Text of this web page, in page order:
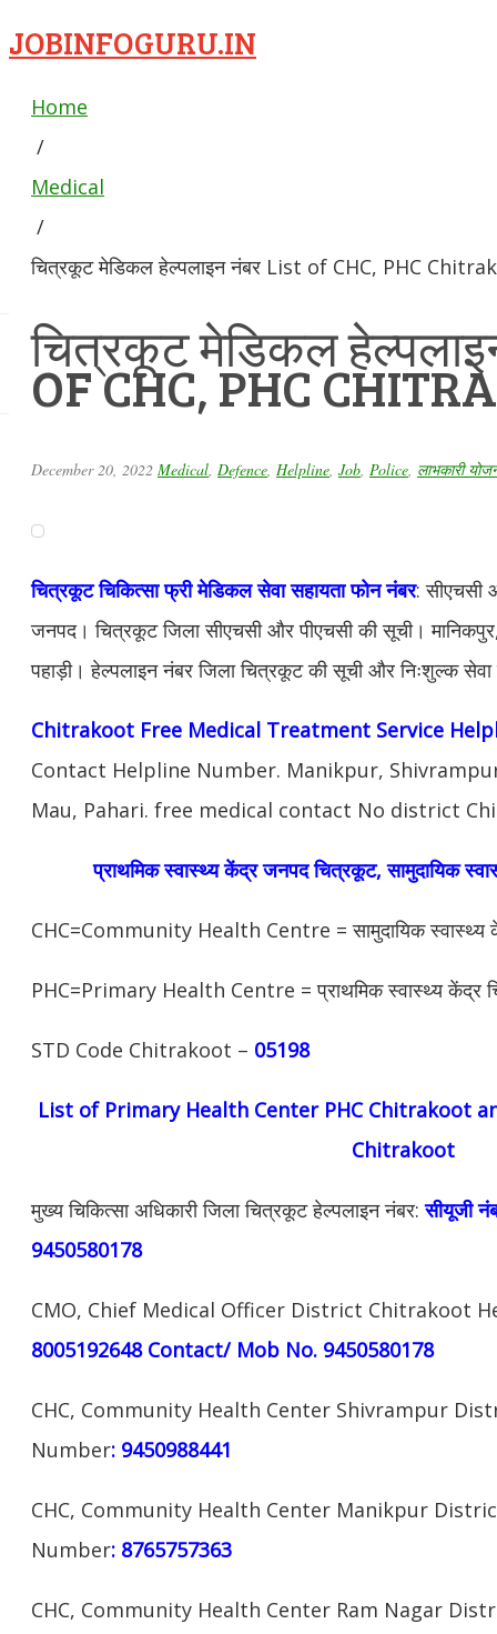
JOBINFOGURU.IN
Home
/
Medical
/
चित्रकूट मेडिकल हेल्पलाइन नंबर List of CHC, PHC
चित्रकूट मेडिकल
OF CHC, PHC
December 20, 2022 Medical Defence Helpline Job Police लाभकारी
चित्रकूट चिकित्सा फ्री मेडिकल सेवा सहायता फोन नंबर: सीएचसी
जनपद। चित्रकूट जिला सीएचसी और पीएचसी की सूची।
पहाड़ी। हेल्पलाइन नंबर जिला चित्रकूट की सूची और निःशुल्क
Chitrakoot Free Medical Treatment Service
Contact Helpline Number. Manikpur,
Mau, Pahari. free medical contact No district
प्राथमिक स्वास्थ्य केंद्र जनपद चित्रकूट, सामुदायिक
CHC=Community Health Centre = सामुदायिक स्वास्थ्य
PHC=Primary Health Centre = प्राथमिक स्वास्थ्य केंद्र
STD Code Chitrakoot – 05198
List of Primary Health Center PHC Chitrakoot
Chitrakoot
मुख्य चिकित्सा अधिकारी जिला चित्रकूट हेल्पलाइन नंबर:सीयूजी
9450580178
CMO, Chief Medical Officer District Chitrakoot
8005192648 Contact/ Mob No. 9450580178
CHC, Community Health Center Shivrampur
Number: 9450988441
CHC, Community Health Center Manikpur
Number: 8765757363
CHC, Community Health Center Ram Nagar